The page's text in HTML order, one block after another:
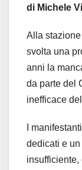
di Michele
Alla
svolta una
anni la
da parte del
inefficace
I
dedicati e